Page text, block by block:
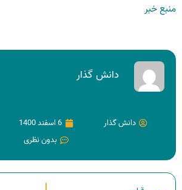
منبع خبر
دانش گذار
دانش گذار 6 اسفند 1400
بدون نظری